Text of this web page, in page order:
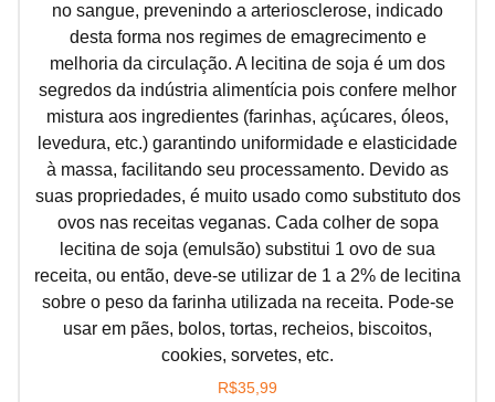
no sangue, prevenindo a arteriosclerose, indicado
desta forma nos regimes de emagrecimento e
melhoria da circulação. A lecitina de soja é um dos
segredos da indústria alimentícia pois confere melhor
mistura aos ingredientes (farinhas, açúcares, óleos,
levedura, etc.) garantindo uniformidade e elasticidade
à massa, facilitando seu processamento. Devido as
suas propriedades, é muito usado como substituto dos
ovos nas receitas veganas. Cada colher de sopa
lecitina de soja (emulsão) substitui 1 ovo de sua
receita, ou então, deve-se utilizar de 1 a 2% de lecitina
sobre o peso da farinha utilizada na receita. Pode-se
usar em pães, bolos, tortas, recheios, biscoitos,
cookies, sorvetes, etc.
R$35,99